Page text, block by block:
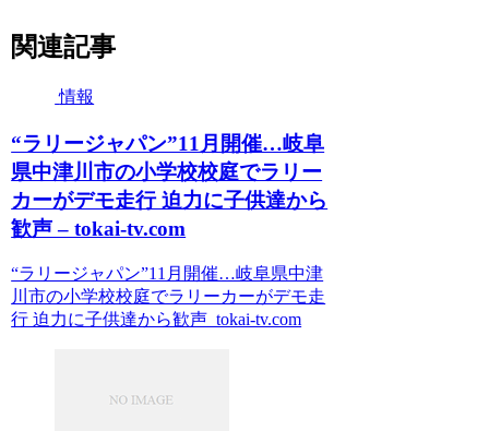
関連記事
情報
“ラリージャパン”11月開催…岐阜
県中津川市の小学校校庭でラリー
カーがデモ走行 迫力に子供達から
歓声 – tokai-tv.com
“ラリージャパン”11月開催…岐阜県中津
川市の小学校校庭でラリーカーがデモ走
行 迫力に子供達から歓声 tokai-tv.com